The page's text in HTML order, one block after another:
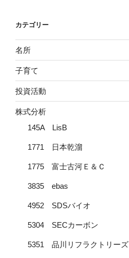
カテゴリー
名所
子育て
投資活動
株式分析
145A LisB
1771 日本乾溜
1775 富士古河Ｅ＆Ｃ
3835 ebas
4952 SDSバイオ
5304 SECカーボン
5351 品川リフラクトリーズ